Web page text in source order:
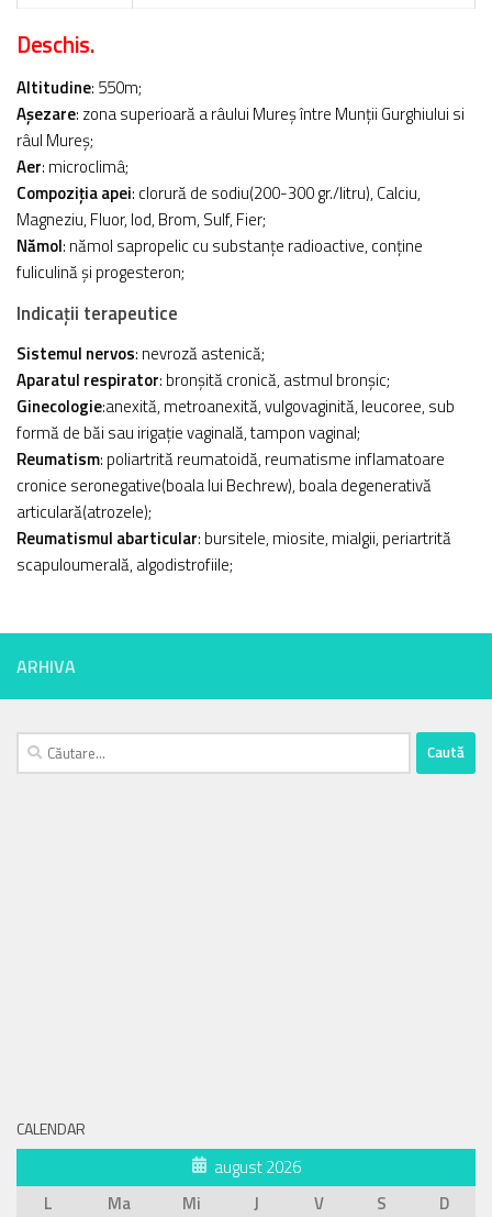
Deschis.
Altitudine: 550m;
Aşezare: zona superioară a râului Mureş între Munţii Gurghiului si
râul Mureş;
Aer: microclimâ;
Compoziţia apei: clorură de sodiu(200-300 gr./litru), Calciu,
Magneziu, Fluor, Iod, Brom, Sulf, Fier;
Nămol: nămol sapropelic cu substanţe radioactive, conţine
fuliculină şi progesteron;
Indicaţii terapeutice
Sistemul nervos: nevroză astenică;
Aparatul respirator: bronşită cronică, astmul bronşic;
Ginecologie:anexită, metroanexită, vulgovaginită, leucoree, sub
formă de băi sau irigaţie vaginală, tampon vaginal;
Reumatism: poliartrită reumatoidă, reumatisme inflamatoare
cronice seronegative(boala lui Bechrew), boala degenerativă
articulară(atrozele);
Reumatismul abarticular: bursitele, miosite, mialgii, periartrită
scapuloumerală, algodistrofiile;
ARHIVA
Caută
după:
CALENDAR
august 2026
L
Ma Mi J V S
D